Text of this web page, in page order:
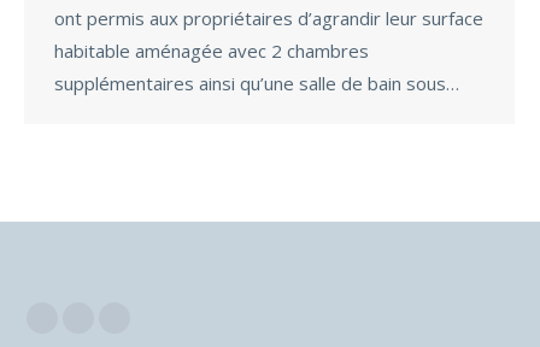
ont permis aux propriétaires d’agrandir leur surface
habitable aménagée avec 2 chambres
supplémentaires ainsi qu’une salle de bain sous…